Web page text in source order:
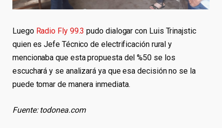
Luego Radio Fly 99.3 pudo dialogar con Luis Trinajstic
quien es Jefe Técnico de electrificación rural y
mencionaba que esta propuesta del %50 se los
escuchará y se analizará ya que esa decisión no se la
puede tomar de manera inmediata.
Fuente: todonea.com